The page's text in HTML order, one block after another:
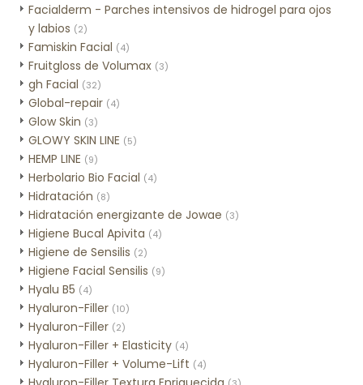
Facialderm - Parches intensivos de hidrogel para ojos
y labios (2)
Famiskin Facial (4)
Fruitgloss de Volumax (3)
gh Facial (32)
Global-repair (4)
Glow Skin (3)
GLOWY SKIN LINE (5)
HEMP LINE (9)
Herbolario Bio Facial (4)
Hidratación (8)
Hidratación energizante de Jowae (3)
Higiene Bucal Apivita (4)
Higiene de Sensilis (2)
Higiene Facial Sensilis (9)
Hyalu B5 (4)
Hyaluron-Filler (10)
Hyaluron-Filler (2)
Hyaluron-Filler + Elasticity (4)
Hyaluron-Filler + Volume-Lift (4)